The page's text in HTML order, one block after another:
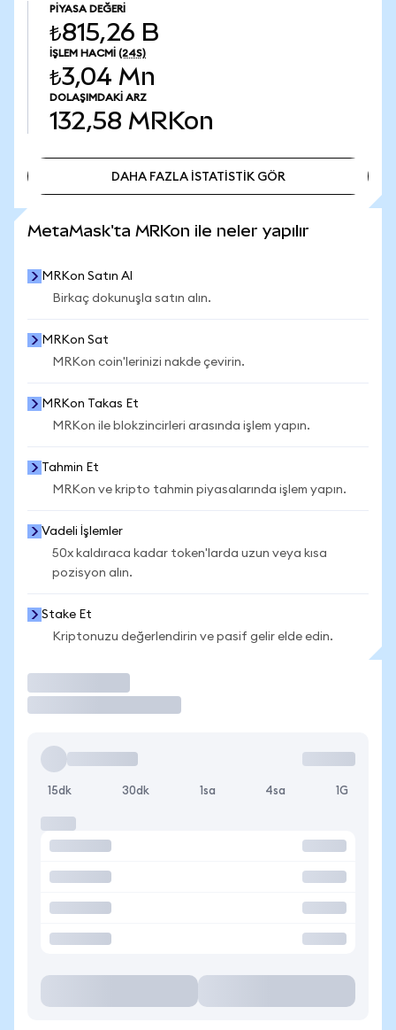
PIYASA DEĞERI
₺815,26 B
İŞLEM HACMI (24S)
₺3,04 Mn
DOLAŞIMDAKI ARZ
132,58 MRKon
DAHA FAZLA İSTATİSTİK GÖR
MetaMask'ta MRKon ile neler yapılır
MRKon Satın Al
Birkaç dokunuşla satın alın.
MRKon Sat
MRKon coin'lerinizi nakde çevirin.
MRKon Takas Et
MRKon ile blokzincirleri arasında işlem yapın.
Tahmin Et
MRKon ve kripto tahmin piyasalarında işlem yapın.
Vadeli İşlemler
50x kaldıraca kadar token'larda uzun veya kısa
pozisyon alın.
Stake Et
Kriptonuzu değerlendirin ve pasif gelir elde edin.
15dk 30dk 1sa 4sa 1G